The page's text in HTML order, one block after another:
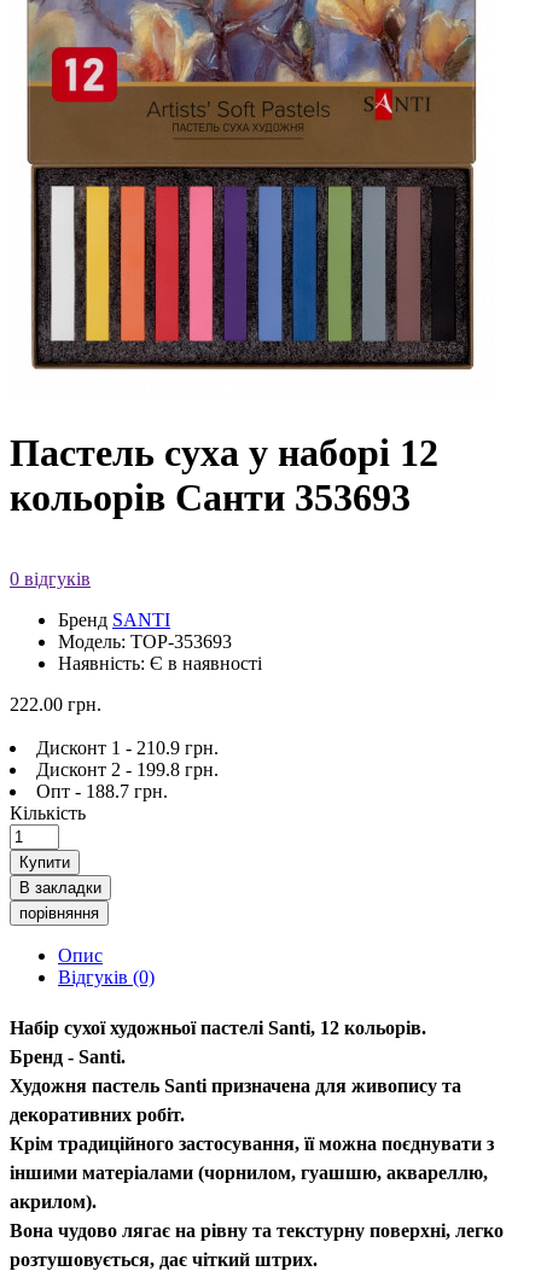
Пастель суха у наборі 12
кольорів Санти 353693
0 відгуків
Бренд SANTI
Модель: TOP-353693
Наявність: Є в наявності
222.00 грн.
Дисконт 1 - 210.9 грн.
Дисконт 2 - 199.8 грн.
Опт - 188.7 грн.
Кількість
Купити
В закладки
порівняння
Опис
Відгуків (0)
Набір сухої художньої пастелі Santi, 12 кольорів.
Бренд - Santi.
Художня пастель Santi призначена для живопису та
декоративних робіт.
Крім традиційного застосування, її можна поєднувати з
іншими матеріалами (чорнилом, гуашшю, аквареллю,
акрилом).
Вона чудово лягає на рівну та текстурну поверхні, легко
розтушовується, дає чіткий штрих.